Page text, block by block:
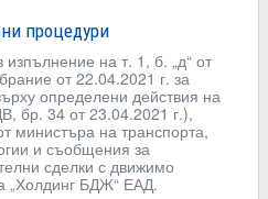
процедури
на т. 1, б. „д“ от
от 22.04.2021 г. за
определени действия на
бр. 34 от 23.04.2021 г.),
министъра на транспорта,
и съобщения за
сделки с движимо
„Холдинг БДЖ“ ЕАД.